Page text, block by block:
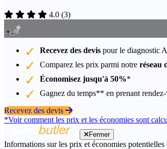
4.0 (3)
Recevez des devis pour le diagnostic
Comparez les prix parmi notre réseau
Économisez jusqu'à 50%*
Gagnez du temps** en prenant
Recevez des devis
*Voir comment les prix et les économies sont
Fermer
Informations sur les prix et économies potentielles